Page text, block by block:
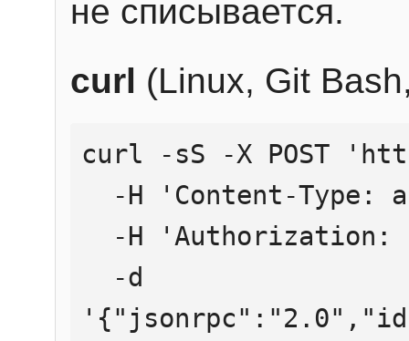
не списывается.
curl (Linux, Git
curl -sS -X POST